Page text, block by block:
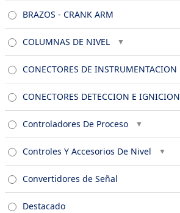
BRAZOS - CRANK ARM
COLUMNAS DE NIVEL
CONECTORES DE INSTRUMENTACION
CONECTORES DETECCION E IGNICION
Controladores De Proceso
Controles Y Accesorios De Nivel
Convertidores de Señal
Destacado